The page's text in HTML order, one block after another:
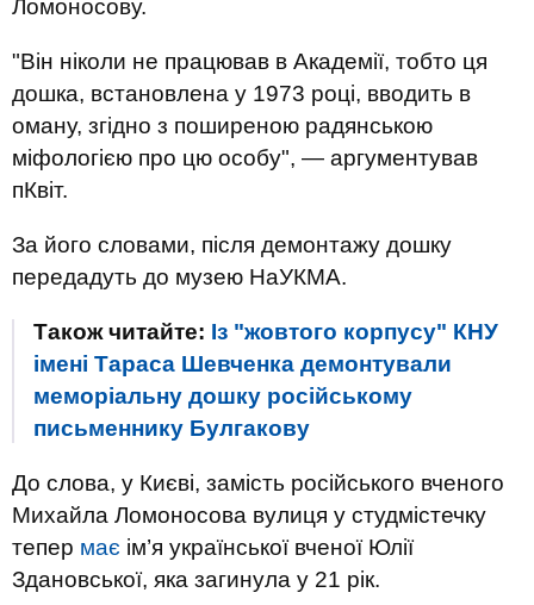
Ломоносову.
"Він ніколи не працював в Академії, тобто ця
дошка, встановлена у 1973 році, вводить в
оману, згідно з поширеною радянською
міфологією про цю особу", — аргументував
пКвіт.
За його словами, після демонтажу дошку
передадуть до музею НаУКМА.
Також читайте: Із "жовтого корпусу" КНУ
імені Тараса Шевченка демонтували
меморіальну дошку російському
письменнику Булгакову
До слова, у Києві, замість російського вченого
Михайла Ломоносова вулиця у студмістечку
тепер має ім’я української вченої Юлії
Здановської, яка загинула у 21 рік.